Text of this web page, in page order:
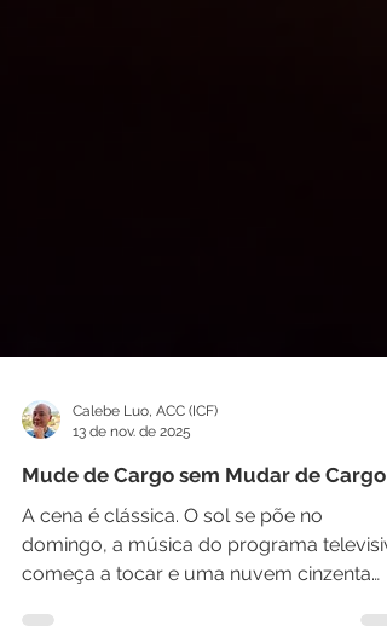
Calebe Luo, ACC (ICF)
13 de nov. de 2025
Mude de Cargo sem Mudar de Cargo
A cena é clássica. O sol se põe no